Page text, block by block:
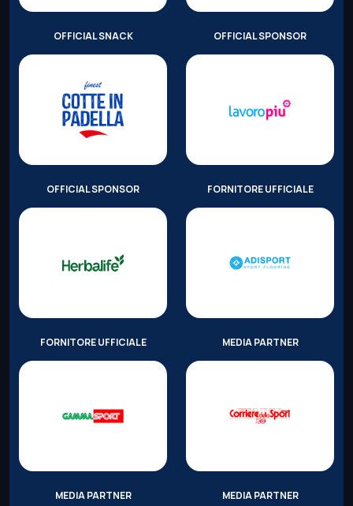
OFFICIAL SNACK OFFICIAL SPONSOR
OFFICIAL SPONSOR FORNITORE UFFICIALE
FORNITORE UFFICIALE MEDIA PARTNER
MEDIA PARTNER MEDIA PARTNER